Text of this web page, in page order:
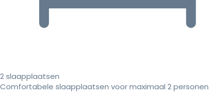
2 slaapplaatsen
Comfortabele slaapplaatsen voor maximaal 2 personen